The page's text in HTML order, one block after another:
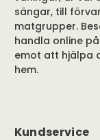
sängar, till
matgrupper.
handla online
emot att hjälpa
hem.
Kundservice